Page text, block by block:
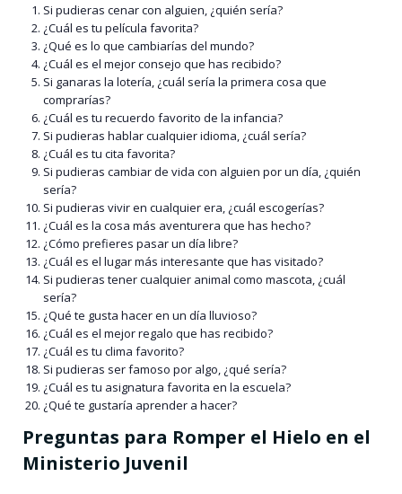
Si pudieras cenar con alguien, ¿quién sería?
¿Cuál es tu película favorita?
¿Qué es lo que cambiarías del mundo?
¿Cuál es el mejor consejo que has recibido?
Si ganaras la lotería, ¿cuál sería la primera cosa que
comprarías?
¿Cuál es tu recuerdo favorito de la infancia?
Si pudieras hablar cualquier idioma, ¿cuál sería?
¿Cuál es tu cita favorita?
Si pudieras cambiar de vida con alguien por un día, ¿quién
sería?
Si pudieras vivir en cualquier era, ¿cuál escogerías?
¿Cuál es la cosa más aventurera que has hecho?
¿Cómo prefieres pasar un día libre?
¿Cuál es el lugar más interesante que has visitado?
Si pudieras tener cualquier animal como mascota, ¿cuál
sería?
¿Qué te gusta hacer en un día lluvioso?
¿Cuál es el mejor regalo que has recibido?
¿Cuál es tu clima favorito?
Si pudieras ser famoso por algo, ¿qué sería?
¿Cuál es tu asignatura favorita en la escuela?
¿Qué te gustaría aprender a hacer?
Preguntas para Romper el Hielo en el
Ministerio Juvenil